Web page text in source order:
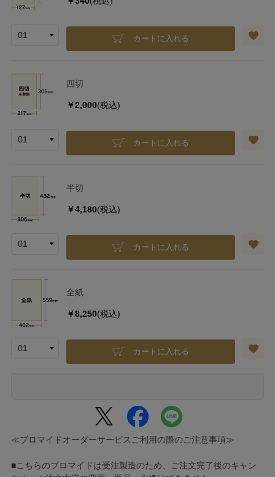
カートに入れる
四切
￥2,000(税込)
カートに入れる
半切
￥4,180(税込)
カートに入れる
全紙
￥8,250(税込)
カートに入れる
≪ブロマイドオーダーサービスご利用の際のご注意事項≫
■こちらのブロマイドは受注製造のため、ご注文完了後のキャン